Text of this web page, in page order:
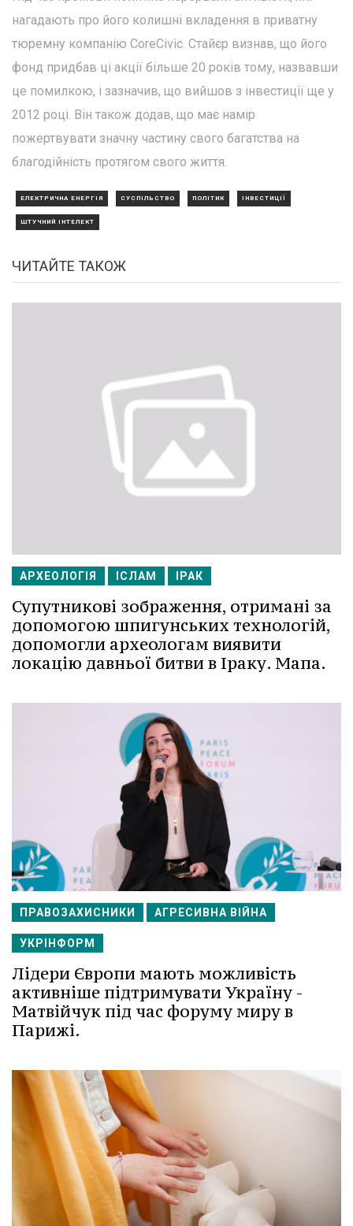
нагадають про його колишні вкладення в приватну
тюремну компанію CoreCivic. Стайєр визнав, що його
фонд придбав ці акції більше 20 років тому, назвавши
це помилкою, і зазначив, що вийшов з інвестиції ще у
2012 році. Він також додав, що має намір
пожертвувати значну частину свого багатства на
благодійність протягом свого життя.
ЕЛЕКТРИЧНА ЕНЕРГІЯ СУСПІЛЬСТВО ПОЛІТИК ІНВЕСТИЦІЇ
ШТУЧНИЙ ІНТЕЛЕКТ
ЧИТАЙТЕ ТАКОЖ
АРХЕОЛОГІЯ ІСЛАМ ІРАК
Супутникові зображення, отримані за
допомогою шпигунських технологій,
допомогли археологам виявити
локацію давньої битви в Іраку. Мапа.
ПРАВОЗАХИСНИКИ АГРЕСИВНА ВІЙНА
УКРІНФОРМ
Лідери Європи мають можливість
активніше підтримувати Україну -
Матвійчук під час форуму миру в
Парижі.